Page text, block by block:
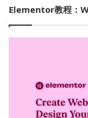
Elementor教程：